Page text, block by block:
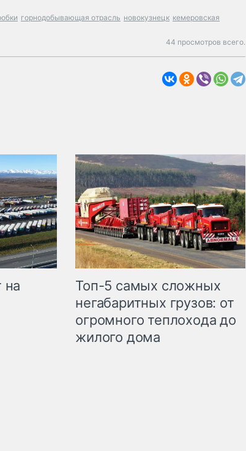
горнодобывающая отрасль новокузнецк кемеровская
44 просмотров всего.
на
Топ-5 самых сложных
негабаритных грузов: от
огромного теплохода до
жилого дома